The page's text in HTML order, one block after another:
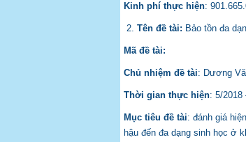
Kinh phí thực hiện:
2. Tên đề tài: Bảo tồn đa
Mã đề tài:
Chủ nhiệm đề tài: Dương
Thời gian thực hiện: 5/2018
Mục tiêu đề tài: đánh giá
hậu đến đa dạng sinh học ở